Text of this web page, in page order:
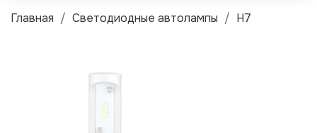
Главная Светодиодные автолампы H7